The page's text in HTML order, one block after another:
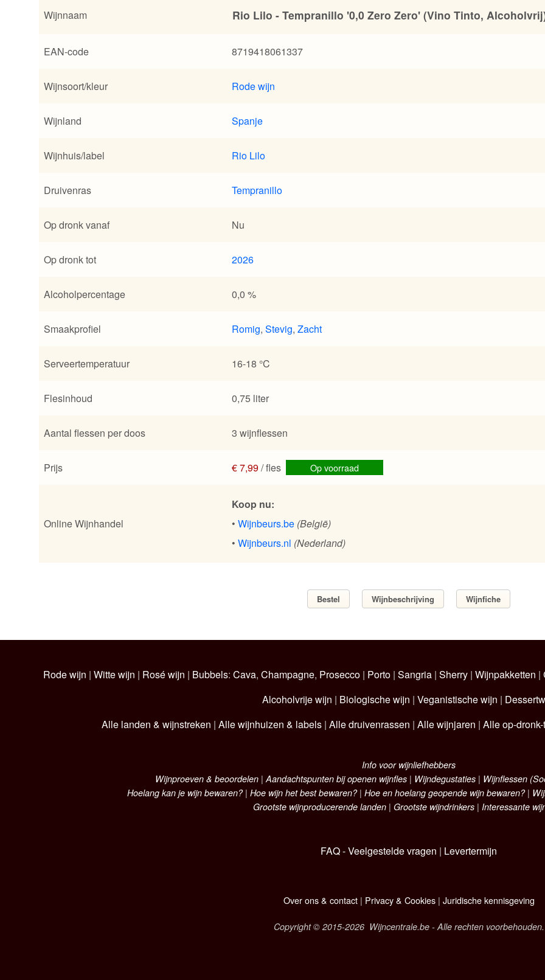
Wijnnaam Rio Lilo - Tempranillo '0,0 Zero Zero' (Vino Tinto,
EAN-code 8719418061337
Wijnsoort/kleur Rode wijn
Wijnland Spanje
Wijnhuis/label Rio Lilo
Druivenras Tempranillo
Op dronk vanaf Nu
Op dronk tot 2026
Alcoholpercentage 0,0 %
Smaakprofiel Romig, Stevig, Zacht
Serveertemperatuur 16-18 °C
Flesinhoud 0,75 liter
Aantal flessen per doos 3 wijnflessen
Prijs € 7,99/ fles Op voorraad
Online Wijnhandel
Koop nu:
• Wijnbeurs.be (België)
• Wijnbeurs.nl (Nederland)
Bestel Wijnbeschrijving Wijnfiche
Rode wijn | Witte wijn | Rosé wijn | Bubbels: Cava, Champagne, Prosecco | Porto | Sangria | Sherry | Wijnpakketten |
Alcoholvrije wijn | Biologische wijn | Veganistische wijn |
Alle landen & wijnstreken | Alle wijnhuizen & labels| Alle druivenrassen | Alle wijnjaren | Alle op-
Info voor wijnliefhebbers
Wijnproeven & beoordelen | Aandachtspunten bij openen wijnfles | Wijndegustaties | Wijnflessen
Hoelang kan je wijn bewaren?| Hoe wijn het best bewaren?| Hoe en hoelang geopende wijn bewaren?|
Grootste wijnproducerende landen | Grootste wijndrinkers | Interessante
FAQ - Veelgestelde vragen | Levertermijn
Over ons & contact| Privacy & Cookies| Juridische kennisgeving
Copyright © 2015-2026 Wijncentrale.be - Alle rechten voorbehouden.